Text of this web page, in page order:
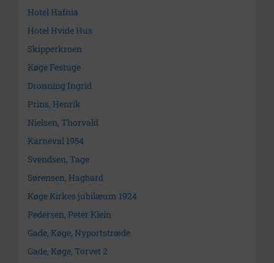
Hotel Hafnia
Hotel Hvide Hus
Skipperkroen
Køge Festuge
Dronning Ingrid
Prins, Henrik
Nielsen, Thorvald
Karneval 1954
Svendsen, Tage
Sørensen, Hagbard
Køge Kirkes jubilæum 1924
Pedersen, Peter Klein
Gade, Køge, Nyportstræde
Gade, Køge, Torvet 2